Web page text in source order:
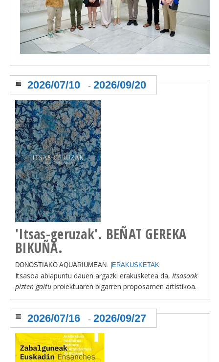
'Itsas-geruzak'. BEÑAT GEREKA
BIKUÑA.
2026/07/10 - 2026/09/20
DONOSTIAKO AQUARIUMEAN. | ERAKUSKETAK
Itsasoa abiapuntu dauen argazki erakusketea da, Itsasoak
pizten gaitu proiektuaren bigarren proposamen artistikoa.
2026/07/16 - 2026/09/27